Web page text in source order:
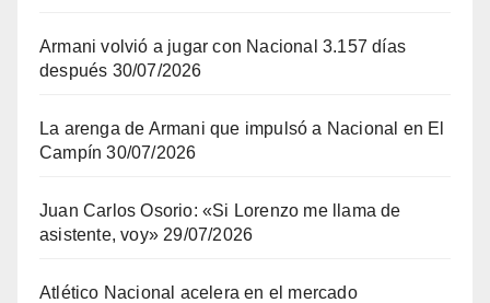
Armani volvió a jugar con Nacional 3.157 días
después 30/07/2026
La arenga de Armani que impulsó a Nacional en El
Campín 30/07/2026
Juan Carlos Osorio: «Si Lorenzo me llama de
asistente, voy» 29/07/2026
Atlético Nacional acelera en el mercado